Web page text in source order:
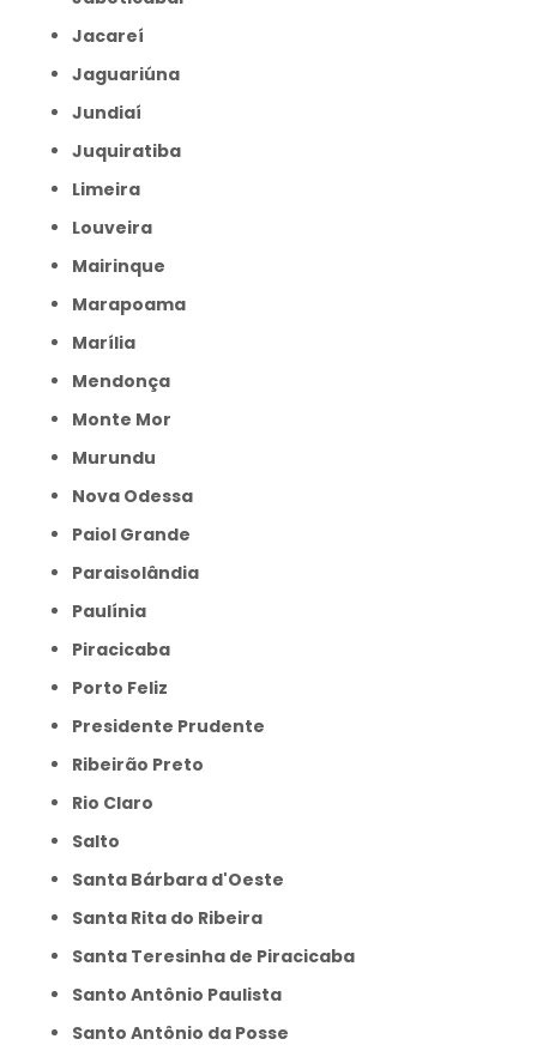
Jacareí
Jaguariúna
Jundiaí
Juquiratiba
Limeira
Louveira
Mairinque
Marapoama
Marília
Mendonça
Monte Mor
Murundu
Nova Odessa
Paiol Grande
Paraisolândia
Paulínia
Piracicaba
Porto Feliz
Presidente Prudente
Ribeirão Preto
Rio Claro
Salto
Santa Bárbara d'Oeste
Santa Rita do Ribeira
Santa Teresinha de Piracicaba
Santo Antônio Paulista
Santo Antônio da Posse